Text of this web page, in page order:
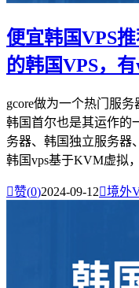
便宜韩国VPS
的韩国VPS，
gcore做为一个热门服
韩国首尔也是其运作的
务器、韩国独立服务器
韩国vps基于KVM虚拟
赞(0)2024-09-12境外